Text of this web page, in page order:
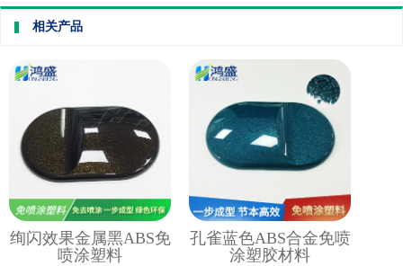
相关产品
绚闪效果金属黑ABS免
喷涂塑料
孔雀蓝色ABS合金免喷
涂塑胶材料